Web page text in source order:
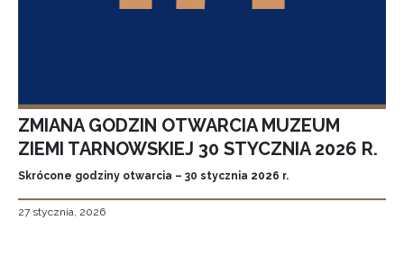
ZMIANA GODZIN OTWARCIA MUZEUM
ZIEMI TARNOWSKIEJ 30 STYCZNIA 2026 R.
Skrócone godziny otwarcia – 30 stycznia 2026 r.
27 stycznia, 2026